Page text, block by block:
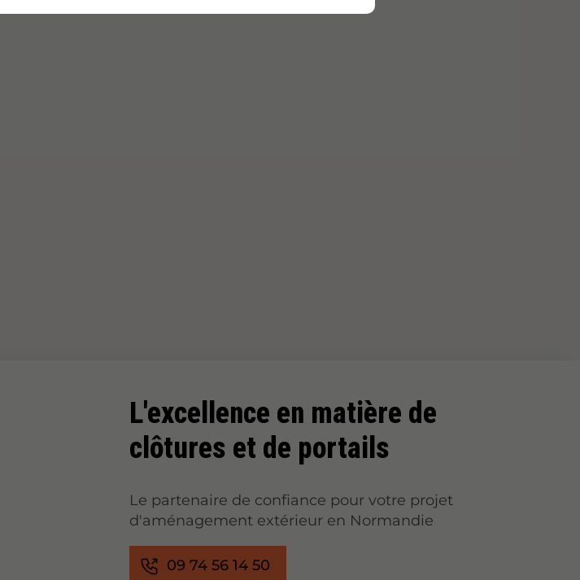
L'excellence en matière de
clôtures et de portails
Le partenaire de confiance pour votre projet
d'aménagement extérieur en Normandie
09 74 56 14 50